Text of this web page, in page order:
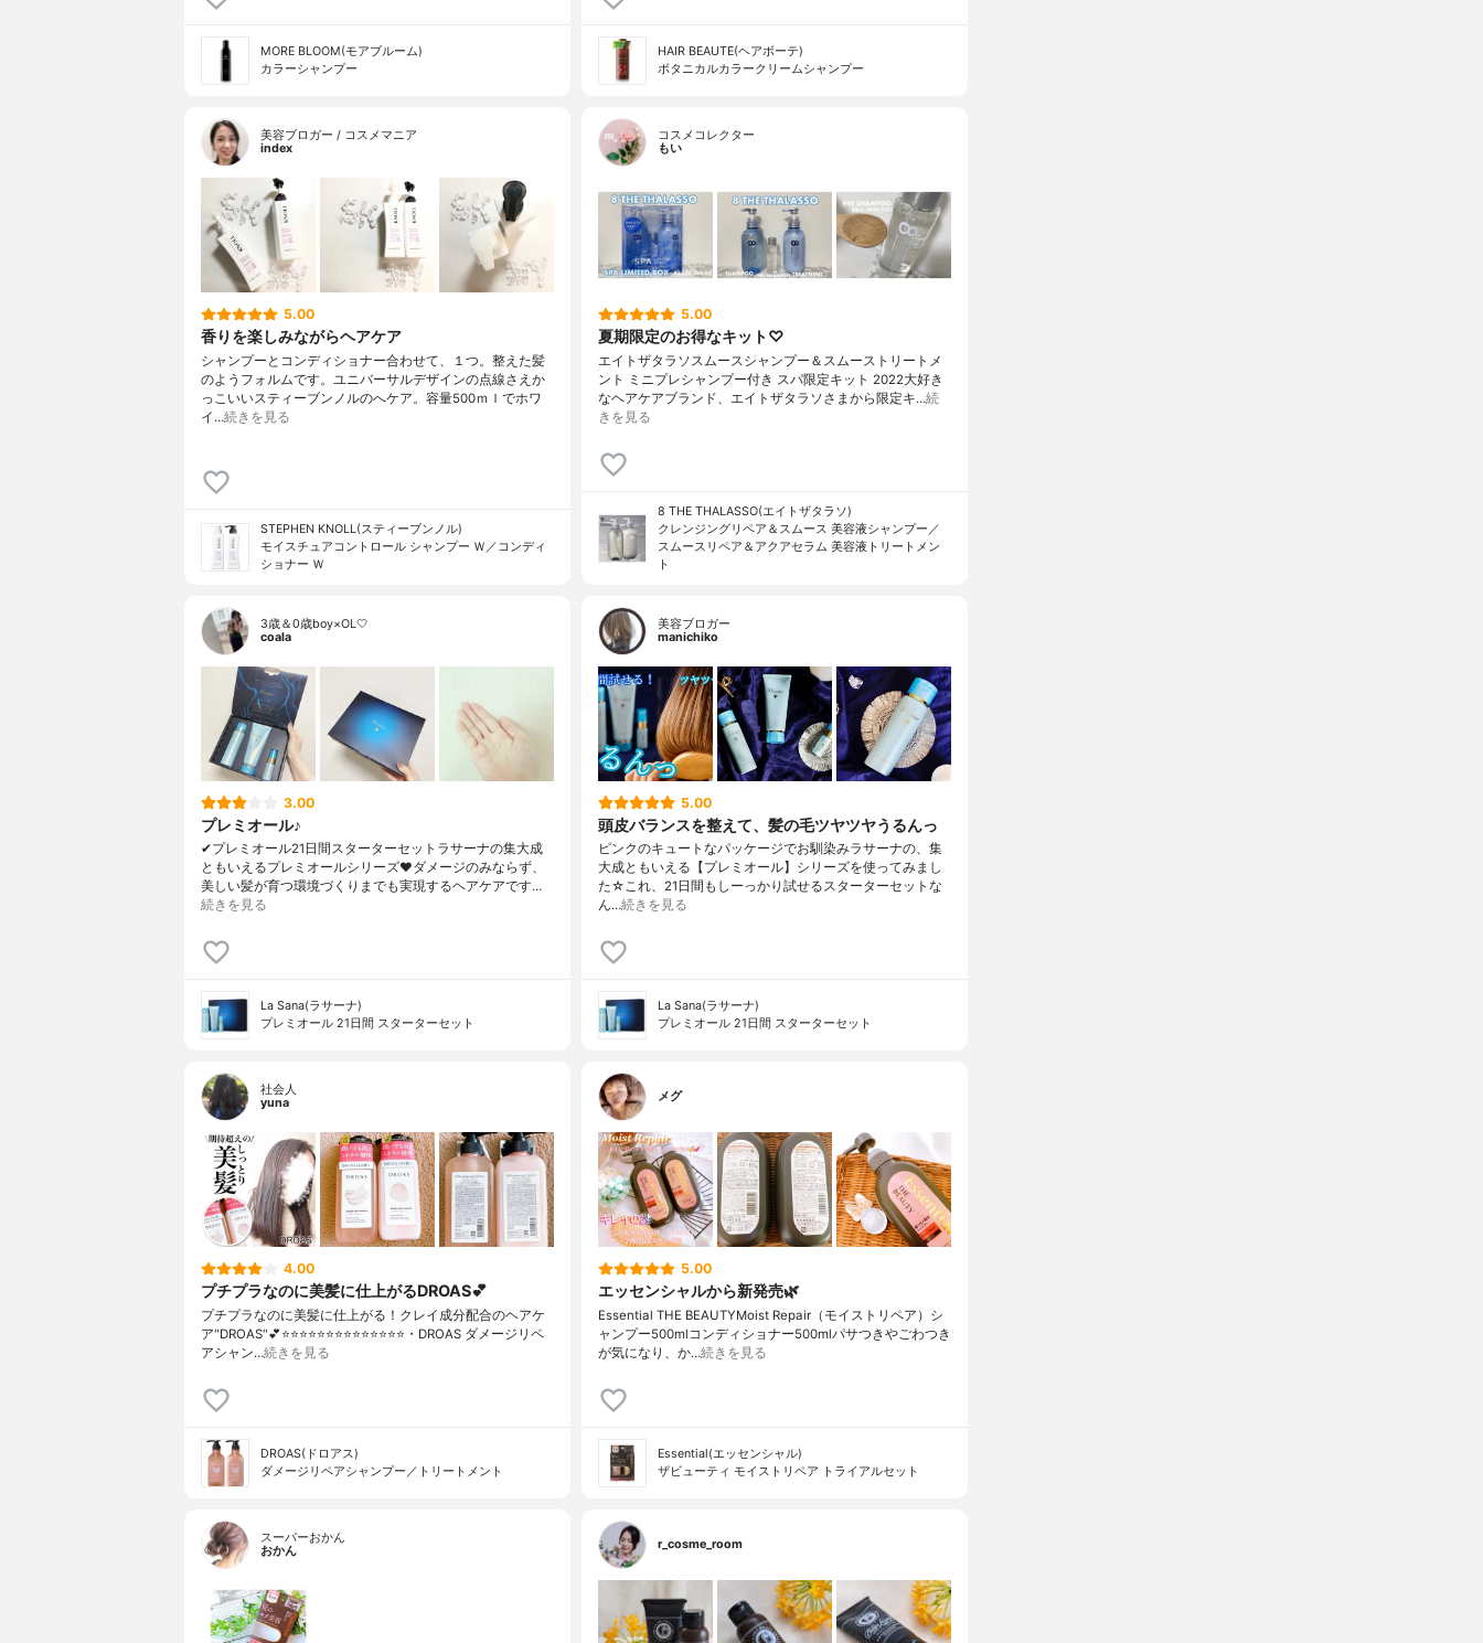
MORE BLOOM(モアブルーム)
カラーシャンプー
HAIR BEAUTE(ヘアボーテ)
ボタニカルカラークリームシャンプー
美容ブロガー / コスメマニア
index
5.00
香りを楽しみながらヘアケア
シャンプーとコンディショナー合わせて、１つ。整えた髪
のようフォルムです。ユニバーサルデザインの点線さえか
っこいいスティーブンノルのへケア。容量500ｍｌでホワ
イ…続きを見る
STEPHEN KNOLL(スティーブンノル)
モイスチュアコントロール シャンプー Ｗ／コンディ
ショナー Ｗ
コスメコレクター
もい
5.00
夏期限定のお得なキット♡
エイトザタラソスムースシャンプー＆スムーストリートメ
ント ミニプレシャンプー付き スパ限定キット 2022大好き
なヘアケアブランド、エイトザタラソさまから限定キ…続
きを見る
8 THE THALASSO(エイトザタラソ)
クレンジングリペア＆スムース 美容液シャンプー／
スムースリペア＆アクアセラム 美容液トリートメン
ト
3歳＆0歳boy×OL🤍
coala
3.00
プレミオール♪
✔︎プレミオール21日間スターターセットラサーナの集大成
ともいえるプレミオールシリーズ❤︎ダメージのみならず、
美しい髪が育つ環境づくりまでも実現するヘアケアです…
続きを見る
La Sana(ラサーナ)
プレミオール 21日間 スターターセット
美容ブロガー
manichiko
5.00
頭皮バランスを整えて、髪の毛ツヤツヤうるんっ
ピンクのキュートなパッケージでお馴染みラサーナの、集
大成ともいえる【プレミオール】シリーズを使ってみまし
た☆これ、21日間もしーっかり試せるスターターセットな
ん…続きを見る
La Sana(ラサーナ)
プレミオール 21日間 スターターセット
社会人
yuna
4.00
プチプラなのに美髪に仕上がるDROAS💕
プチプラなのに美髪に仕上がる！クレイ成分配合のヘアケ
ア"DROAS"💕⭐️⭐️⭐️⭐️⭐️⭐️⭐️⭐️⭐️⭐️⭐️⭐️⭐️⭐️・DROAS ダメージリペ
アシャン…続きを見る
DROAS(ドロアス)
ダメージリペアシャンプー／トリートメント
メグ
5.00
エッセンシャルから新発売🌿
Essential THE BEAUTYMoist Repair（モイストリペア）シ
ャンプー500mlコンディショナー500mlパサつきやごわつき
が気になり、か…続きを見る
Essential(エッセンシャル)
ザビューティ モイストリペア トライアルセット
スーパーおかん
おかん
r_cosme_room